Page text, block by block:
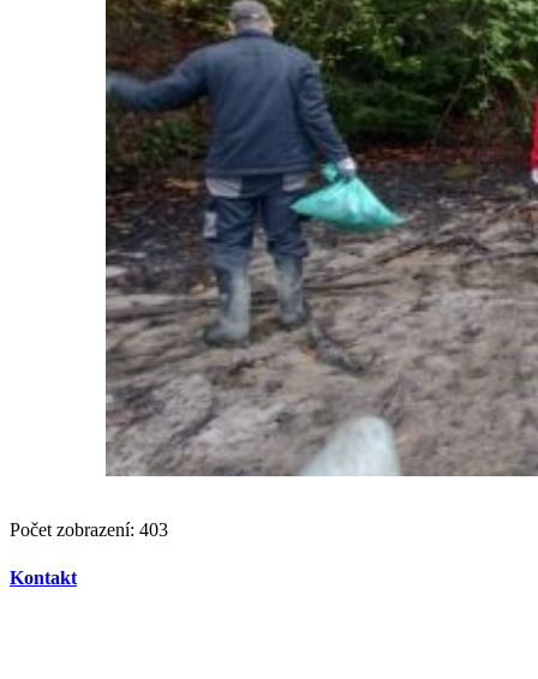
Počet zobrazení: 403
Kontakt